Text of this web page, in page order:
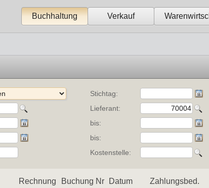
Buchhaltung Verkauf
Stichtag:
Lieferant:
bis:
bis:
Kostenstelle:
Rechnung Buchung Nr Datum Zahlungsbed.